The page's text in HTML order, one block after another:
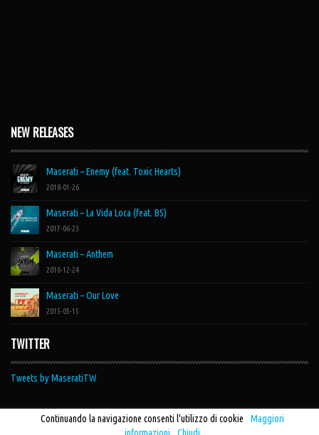
NEW RELEASES
Maserati – Enemy (feat. Toxic Hearts)
2018-01-26
Maserati – La Vida Loca (feat. BS)
2017-06-23
Maserati – Anthem
2016-12-24
Maserati – Our Love
2015-05-15
TWITTER
Tweets by MaseratiTW
© 2016 Maseratimusic. Website bySL studios
Continuando la navigazione consenti l'utilizzo di cookie
Maggiori